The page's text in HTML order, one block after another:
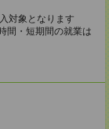
対象となります
間・短期間の就業は